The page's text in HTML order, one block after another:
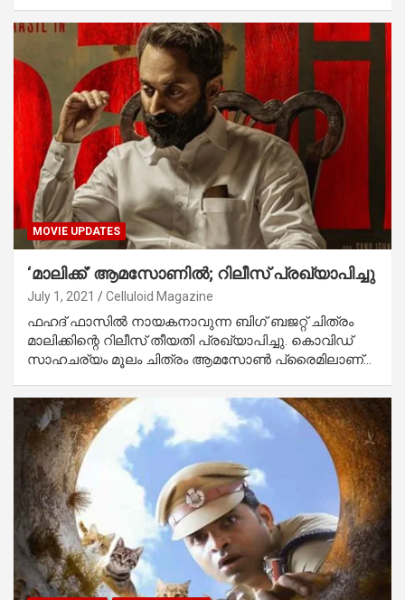
MOVIE UPDATES
‘മാലിക്ക്’ ആമസോണില്‍; റിലീസ് പ്രഖ്യാപിച്ചു
July 1, 2021 Celluloid Magazine
ഫഹദ് ഫാസില്‍ നായകനാവുന്ന ബിഗ് ബജറ്റ് ചിത്രം
മാലിക്കിന്റെ റിലീസ് തീയതി പ്രഖ്യാപിച്ചു. കൊവിഡ്
സാഹചര്യം മൂലം ചിത്രം ആമസോണ്‍ പ്രൈമിലാണ്…